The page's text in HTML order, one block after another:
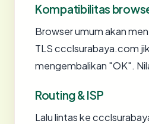
Kompatibilitas
Browser umum akan
TLS ccclsurabaya.com
mengembalikan "OK".
Routing & ISP
Lalu lintas ke